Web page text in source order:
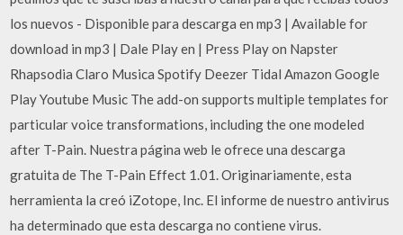
los nuevos - Disponible para descarga en mp3 | Available for
download in mp3 | Dale Play en | Press Play on Napster
Rhapsodia Claro Musica Spotify Deezer Tidal Amazon Google
Play Youtube Music The add-on supports multiple templates for
particular voice transformations, including the one modeled
after T-Pain. Nuestra página web le ofrece una descarga
gratuita de The T-Pain Effect 1.01. Originariamente, esta
herramienta la creó iZotope, Inc. El informe de nuestro antivirus
ha determinado que esta descarga no contiene virus.